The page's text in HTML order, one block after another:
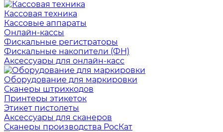
Кассовая техника
Кассовые аппараты
Онлайн-кассы
Фискальные регистраторы
Фискальные накопители (ФН)
Аксессуары для онлайн-касс
Оборудование для маркировки
Сканеры штрихкодов
Принтеры этикеток
Этикет пистолеты
Аксессуары для сканеров
Сканеры производства РосКат